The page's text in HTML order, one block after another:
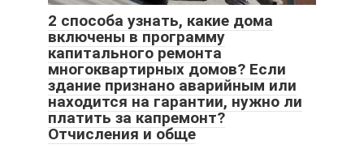
2 способа узнать, какие дома
включены в программу
капитального ремонта
многоквартирных домов? Если
здание признано аварийным или
находится на гарантии, нужно ли
платить за капремонт?
Отчисления и обще